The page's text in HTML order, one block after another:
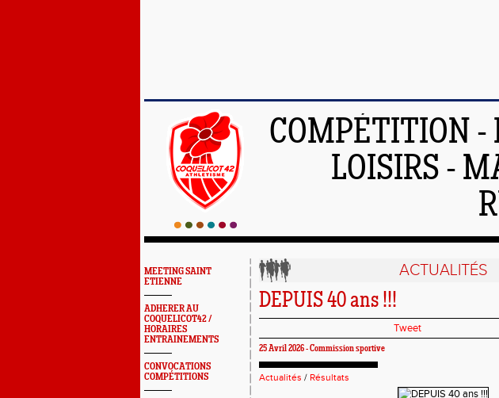
COMPÉTITION -
LOISIRS -
MEETING SAINT
ETIENNE
ADHERER AU
COQUELICOT42 /
HORAIRES
ENTRAINEMENTS
CONVOCATIONS
COMPÉTITIONS
ACTUALITÉS
DEPUIS 40 ans !!!
Tweet
25 Avril 2026 - Commission sportive
Actualités / Résultats